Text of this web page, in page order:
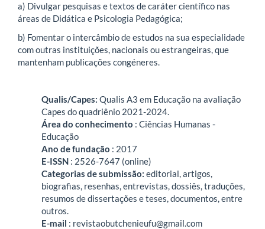
a) Divulgar pesquisas e textos de caráter científico nas
áreas de Didática e Psicologia Pedagógica;
b) Fomentar o intercâmbio de estudos na sua especialidade
com outras instituições, nacionais ou estrangeiras, que
mantenham publicações congéneres.
Qualis/Capes: Qualis A3 em Educação na avaliação
Capes do quadriênio 2021-2024.
Área do conhecimento : Ciências Humanas -
Educação
Ano de fundação : 2017
E-ISSN : 2526-7647 (online)
Categorias de submissão: editorial, artigos,
biografias, resenhas, entrevistas, dossiês, traduções,
resumos de dissertações e teses, documentos, entre
outros.
E-mail : revistaobutchenieufu@gmail.com